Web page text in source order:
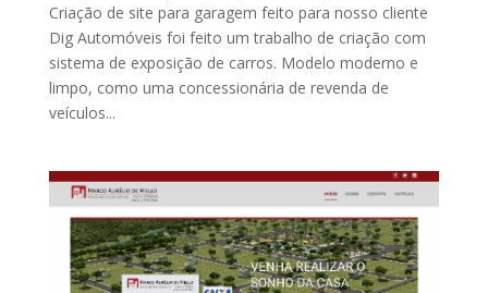
Criação de site para garagem feito para nosso cliente
Dig Automóveis foi feito um trabalho de criação com
sistema de exposição de carros. Modelo moderno e
limpo, como uma concessionária de revenda de
veículos...